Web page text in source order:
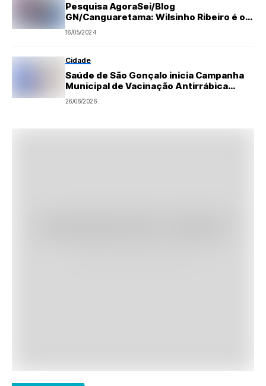
Pesquisa AgoraSei/Blog
GN/Canguaretama: Wilsinho Ribeiro é o
mais rejeitado para prefeito e é
reprovado por 44,5%
16/05/2024
Cidade
Saúde de São Gonçalo inicia Campanha
Municipal de Vacinação Antirrábica
neste sábado (27); confira cronograma
completo
26/06/2026